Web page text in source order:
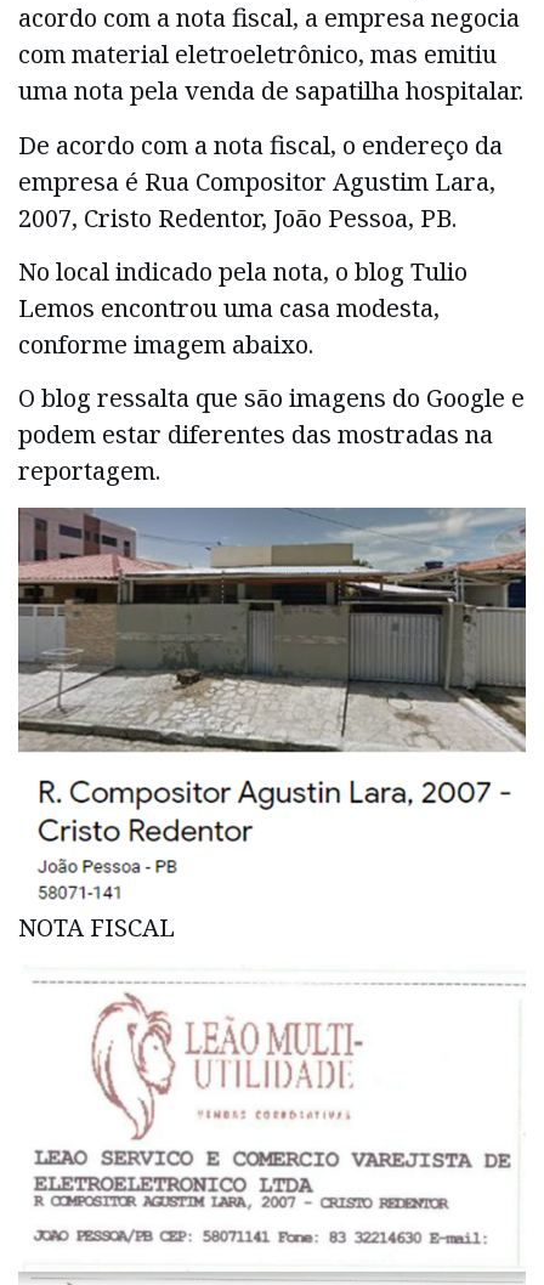
acordo com a nota fiscal, a empresa negocia
com material eletroeletrônico, mas emitiu
uma nota pela venda de sapatilha hospitalar.
De acordo com a nota fiscal, o endereço da
empresa é Rua Compositor Agustim Lara,
2007, Cristo Redentor, João Pessoa, PB.
No local indicado pela nota, o blog Tulio
Lemos encontrou uma casa modesta,
conforme imagem abaixo.
O blog ressalta que são imagens do Google e
podem estar diferentes das mostradas na
reportagem.
NOTA FISCAL